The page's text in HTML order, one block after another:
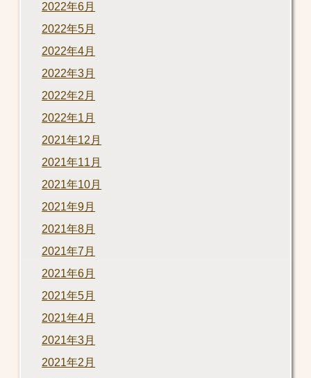
2022年6月
2022年5月
2022年4月
2022年3月
2022年2月
2022年1月
2021年12月
2021年11月
2021年10月
2021年9月
2021年8月
2021年7月
2021年6月
2021年5月
2021年4月
2021年3月
2021年2月